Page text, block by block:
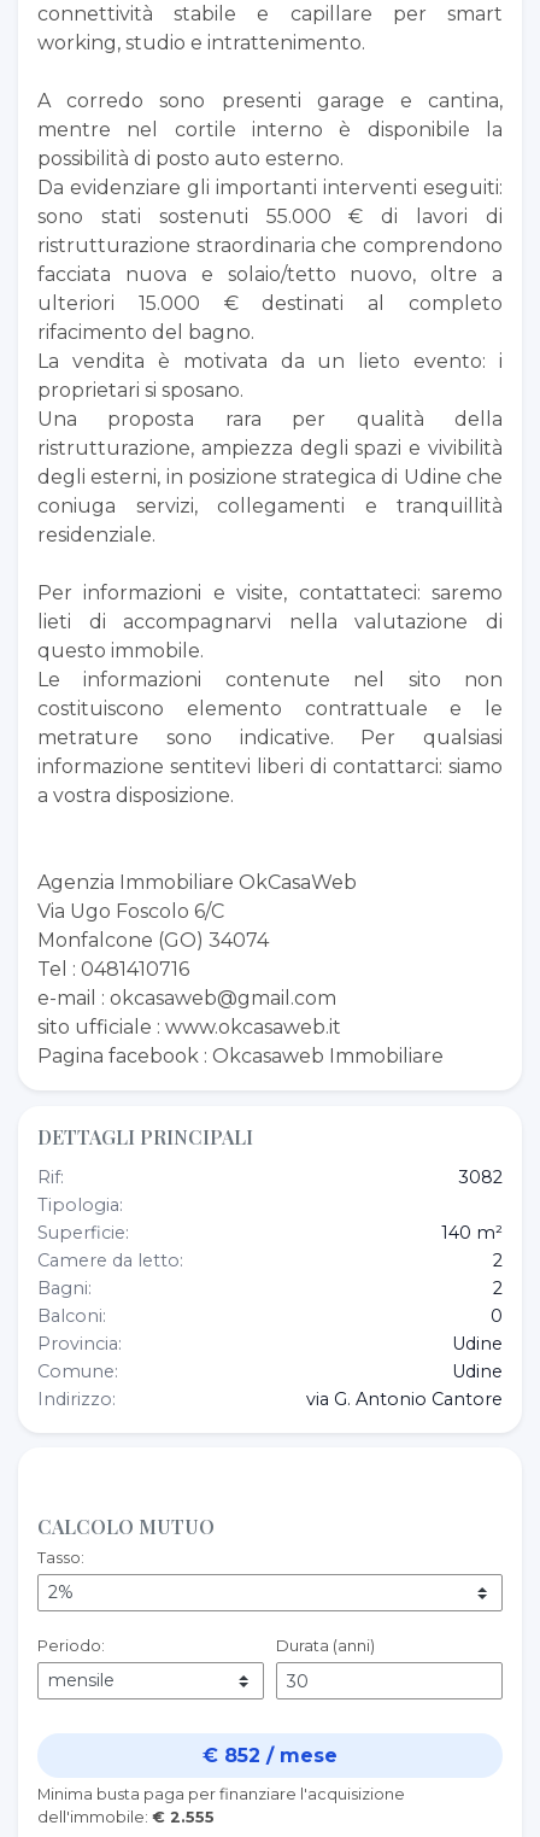
connettività stabile e capillare per smart
working, studio e intrattenimento.
A corredo sono presenti garage e cantina,
mentre nel cortile interno è disponibile la
possibilità di posto auto esterno.
Da evidenziare gli importanti interventi eseguiti:
sono stati sostenuti 55.000 € di lavori di
ristrutturazione straordinaria che comprendono
facciata nuova e solaio/tetto nuovo, oltre a
ulteriori 15.000 € destinati al completo
rifacimento del bagno.
La vendita è motivata da un lieto evento: i
proprietari si sposano.
Una proposta rara per qualità della
ristrutturazione, ampiezza degli spazi e vivibilità
degli esterni, in posizione strategica di Udine che
coniuga servizi, collegamenti e tranquillità
residenziale.
Per informazioni e visite, contattateci: saremo
lieti di accompagnarvi nella valutazione di
questo immobile.
Le informazioni contenute nel sito non
costituiscono elemento contrattuale e le
metrature sono indicative. Per qualsiasi
informazione sentitevi liberi di contattarci: siamo
a vostra disposizione.
Agenzia Immobiliare OkCasaWeb
Via Ugo Foscolo 6/C
Monfalcone (GO) 34074
Tel : 0481410716
e-mail : okcasaweb@gmail.com
sito ufficiale : www.okcasaweb.it
Pagina facebook : Okcasaweb Immobiliare
DETTAGLI PRINCIPALI
Rif:
3082
Tipologia:
Superficie:
140 m²
Camere da letto:
2
Bagni:
2
Balconi:
0
Provincia:
Udine
Comune:
Udine
Indirizzo:
via G. Antonio Cantore
CALCOLO MUTUO
Tasso:
Periodo: Durata (anni)
€ 852 / mese
Minima busta paga per finanziare l'acquisizione
dell'immobile: € 2.555